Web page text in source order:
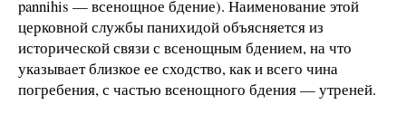
pannihis — всенощное бдение). Наименование этой
церковной службы панихидой объясняется из
исторической связи с всенощным бдением, на что
указывает близкое ее сходство, как и всего чина
погребения, с частью всенощного бдения — утреней.